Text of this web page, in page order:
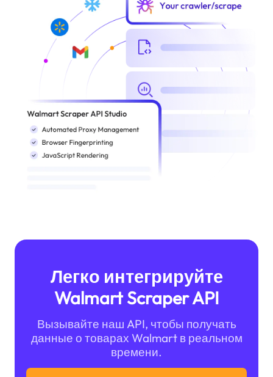
Легко интегрируйте
Walmart Scraper API
Вызывайте наш API, чтобы получать
данные о товарах Walmart в реальном
времени.